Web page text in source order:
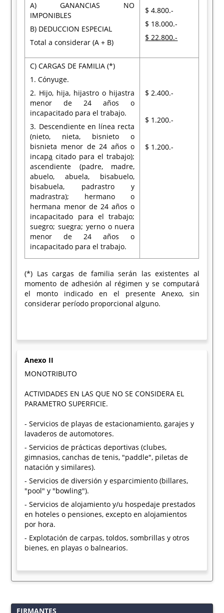
A) GANANCIAS NO
IMPONIBLES
B) DEDUCCION ESPECIAL
Total a considerar (A + B)
$ 4.800.-
$ 18.000.-
$ 22.800.-
C) CARGAS DE FAMILIA (*)
1. Cónyuge.
2. Hijo, hija, hijastro o hijastra
menor de 24 años o
incapacitado para el trabajo.
3. Descendiente en línea recta
(nieto, nieta, bisnieto o
bisnieta menor de 24 años o
incapa citado para el trabajo);
ascendiente (padre, madre,
abuelo, abuela, bisabuelo,
bisabuela, padrastro y
madrastra); hermano o
hermana menor de 24 años o
incapacitado para el trabajo;
suegro; suegra; yerno o nuera
menor de 24 años o
incapacitado para el trabajo.
$ 2.400.-
$ 1.200.-
$ 1.200.-
(*) Las cargas de familia serán las existentes al
momento de adhesión al régimen y se computará
el monto indicado en el presente Anexo, sin
considerar período proporcional alguno.
Anexo II
MONOTRIBUTO
ACTIVIDADES EN LAS QUE NO SE CONSIDERA EL
PARAMETRO SUPERFICIE.
- Servicios de playas de estacionamiento, garajes y
lavaderos de automotores.
- Servicios de prácticas deportivas (clubes,
gimnasios, canchas de tenis, "paddle", piletas de
natación y similares).
- Servicios de diversión y esparcimiento (billares,
"pool" y "bowling").
- Servicios de alojamiento y/u hospedaje prestados
en hoteles o pensiones, excepto en alojamientos
por hora.
- Explotación de carpas, toldos, sombrillas y otros
bienes, en playas o balnearios.
FIRMANTES